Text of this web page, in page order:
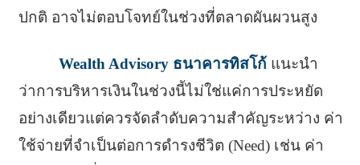
ปกติ อาจไม่ตอบโจทย์ในช่วงที่ตลาดผันผวนสูง
Wealth Advisory ธนาคารทิสโก้ แนะนำ
ว่าการบริหารเงินในช่วงนี้ไม่ใช่แค่การประหยัด
อย่างเดียวแต่ควรจัดลำดับความสำคัญระหว่าง ค่า
ใช้จ่ายที่จำเป็นต่อการดำรงชีวิต (Need) เช่น ค่า